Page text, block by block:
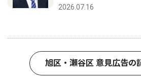
2026.07.16
旭区・瀬谷区 意見広告の